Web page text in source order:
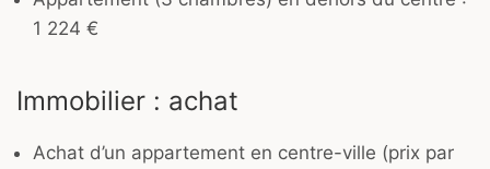
1 224 €
Immobilier : achat
Achat d’un appartement en centre-ville (prix par